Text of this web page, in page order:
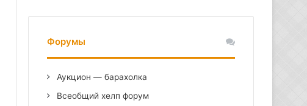
Форумы
Аукцион — барахолка
Всеобщий хелп форум